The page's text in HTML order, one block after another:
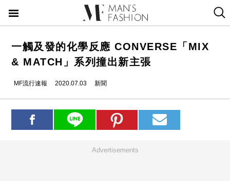
一觸及發的化學反應 CONVERSE「MIX
& MATCH」系列撞出新主張
MF流行速報 2020.07.03 新聞
Advertisements